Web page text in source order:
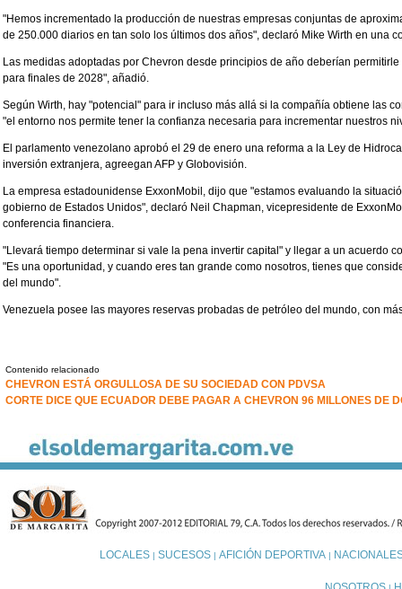
"Hemos incrementado la producción de nuestras empresas conjuntas de
de 250.000 diarios en tan solo los últimos dos años", declaró Mike Wirth en una
Las medidas adoptadas por Chevron desde principios de año deberían
para finales de 2028", añadió.
Según Wirth, hay "potencial" para ir incluso más allá si la compañía obtiene las
"el entorno nos permite tener la confianza necesaria para incrementar nuestros
El parlamento venezolano aprobó el 29 de enero una reforma a la Ley de
inversión extranjera, agreegan AFP y Globovisión.
La empresa estadounidense ExxonMobil, dijo que "estamos evaluando la
gobierno de Estados Unidos", declaró Neil Chapman, vicepresidente de
conferencia financiera.
"Llevará tiempo determinar si vale la pena invertir capital" y llegar a un acuerdo
"Es una oportunidad, y cuando eres tan grande como nosotros, tienes que
del mundo".
Venezuela posee las mayores reservas probadas de petróleo del mundo, con
Contenido relacionado
CHEVRON ESTÁ ORGULLOSA DE SU SOCIEDAD CON PDVSA
CORTE DICE QUE ECUADOR DEBE PAGAR A CHEVRON 96 MILLONES DE
LOCALES| SUCESOS| AFICIÓN DEPORTIVA|